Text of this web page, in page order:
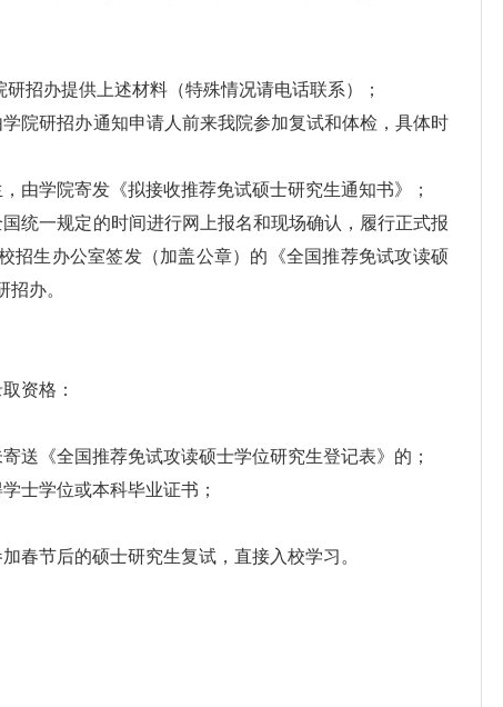
办提供上述材料（特殊情况请电话联系）；
研招办通知申请人前来我院参加复试和体检，具体时
学院寄发《拟接收推荐免试硕士研究生通知书》；
一规定的时间进行网上报名和现场确认，履行正式报
招生办公室签发（加盖公章）的《全国推荐免试攻读硕
办。
资格：
《全国推荐免试攻读硕士学位研究生登记表》的；
学位或本科毕业证书；
节后的硕士研究生复试，直接入校学习。